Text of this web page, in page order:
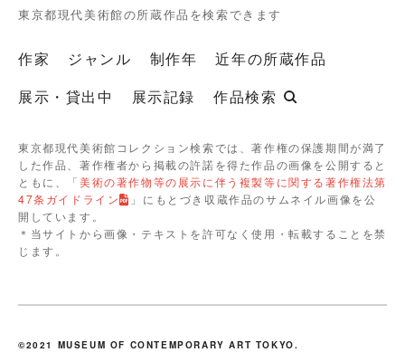
東京都現代美術館の所蔵作品を検索できます
作家 ジャンル 制作年
近年の所蔵作品
展示・貸出中
展示記録 作品検索
東京都現代美術館コレクション検索では、著作権の保護期間が満了
した作品、著作権者から掲載の許諾を得た作品の画像を公開すると
ともに、「美術の著作物等の展示に伴う複製等に関する著作権法第
47条ガイドライン
」にもとづき収蔵作品のサムネイル画像を公
開しています。
＊当サイトから画像・テキストを許可なく使用・転載することを禁
じます。
©2021 MUSEUM OF CONTEMPORARY ART TOKYO.